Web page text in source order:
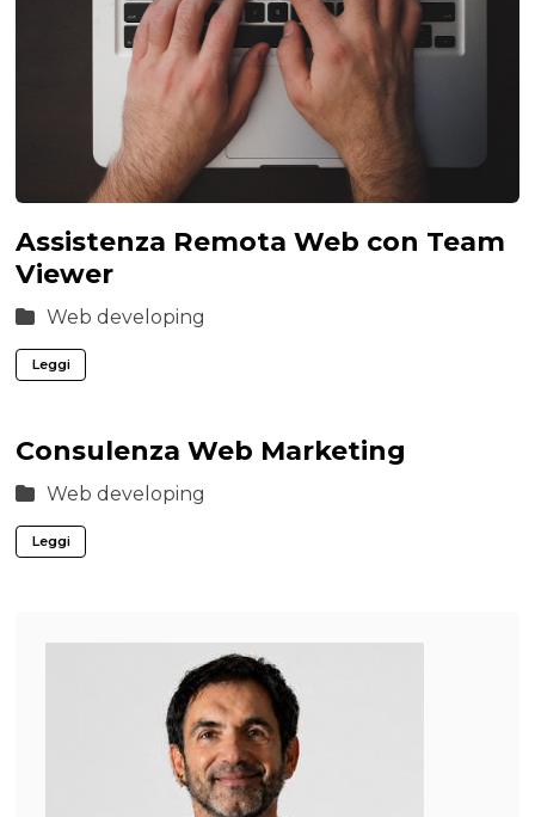
Assistenza Remota Web con Team
Viewer
Web developing
Leggi
Consulenza Web Marketing
Web developing
Leggi